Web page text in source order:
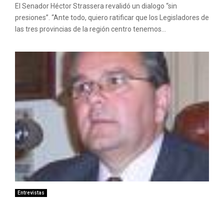
El Senador Héctor Strassera revalidó un dialogo “sin
presiones”. “Ante todo, quiero ratificar que los Legisladores de
las tres provincias de la región centro tenemos...
Entrevistas